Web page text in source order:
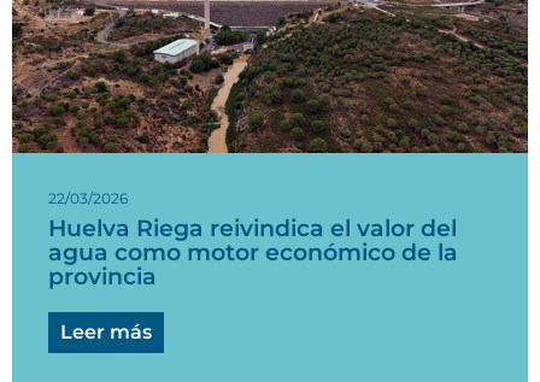
22/03/2026
Huelva Riega reivindica el valor del
agua como motor económico de la
provincia
Leer más